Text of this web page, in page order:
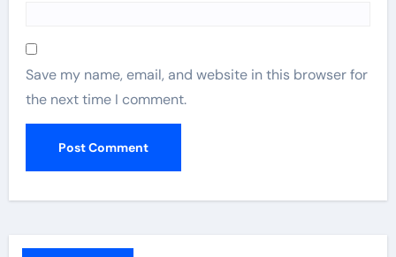
Save my name, email, and website in this browser for
the next time I comment.